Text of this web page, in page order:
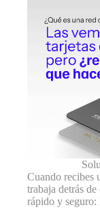
Cuando recibes
trabaja detrás
rápido y seguro: